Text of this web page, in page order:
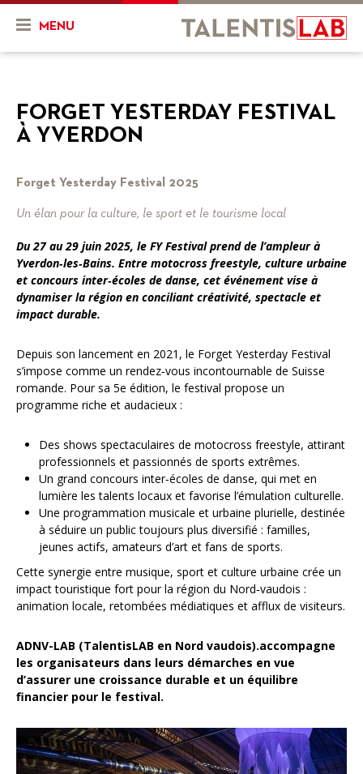
MENU
Présentation
Historique
L'équipe
Nos objectifs
Nos services
Combien ça coûte ?
Actualités & Agenda
Agenda
Mon projet
En cours
Projets finalisés
Ressources
FR DE
FORGET YESTERDAY FESTIVAL
À YVERDON
Forget Yesterday Festival 2025
Un élan pour la culture, le sport et le tourisme local
Du 27 au 29 juin 2025, le FY Festival prend de l’ampleur à
Yverdon‑les‑Bains. Entre motocross freestyle, culture urbaine
et concours inter‑écoles de danse, cet événement vise à
dynamiser la région en conciliant créativité, spectacle et
impact durable.
Depuis son lancement en 2021, le Forget Yesterday Festival
s’impose comme un rendez‑vous incontournable de Suisse
romande. Pour sa 5e édition, le festival propose un
programme riche et audacieux :
Des shows spectaculaires de motocross freestyle, attirant
professionnels et passionnés de sports extrêmes.
Un grand concours inter‑écoles de danse, qui met en
lumière les talents locaux et favorise l’émulation culturelle.
Une programmation musicale et urbaine plurielle, destinée
à séduire un public toujours plus diversifié : familles,
jeunes actifs, amateurs d’art et fans de sports.
Cette synergie entre musique, sport et culture urbaine crée un
impact touristique fort pour la région du Nord‑vaudois :
animation locale, retombées médiatiques et afflux de visiteurs.
ADNV-LAB (TalentisLAB en Nord vaudois).accompagne
les organisateurs dans leurs démarches en vue
d’assurer une croissance durable et un équilibre
financier pour le festival.